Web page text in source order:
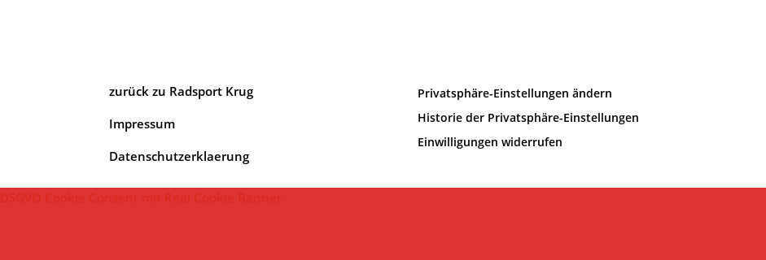
zurück zu Radsport Krug
Impressum
Datenschutzerklaerung
Privatsphäre-Einstellungen ändern
Historie der Privatsphäre-Einstellungen
Einwilligungen widerrufen
DSGVO Cookie Consent mit Real Cookie Banner